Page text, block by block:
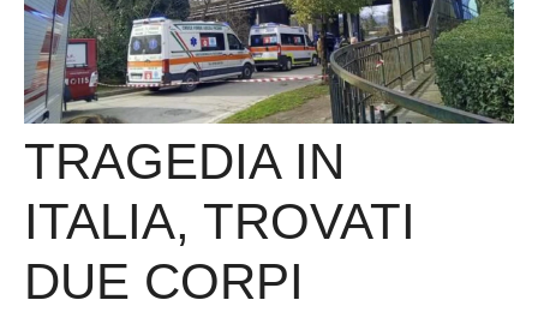
TRAGEDIA IN
ITALIA, TROVATI
DUE CORPI